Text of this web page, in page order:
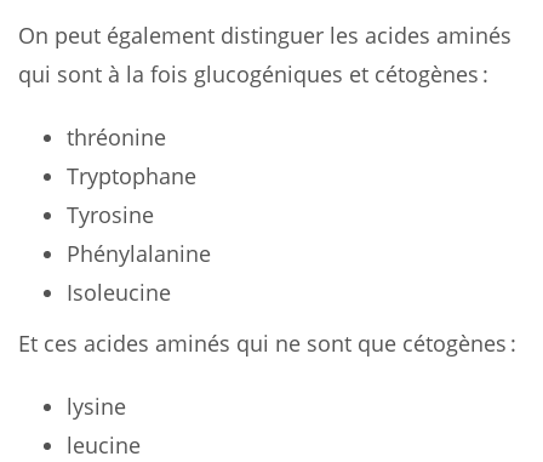
On peut également distinguer les acides aminés
qui sont à la fois glucogéniques et cétogènes :
thréonine
Tryptophane
Tyrosine
Phénylalanine
Isoleucine
Et ces acides aminés qui ne sont que cétogènes :
lysine
leucine